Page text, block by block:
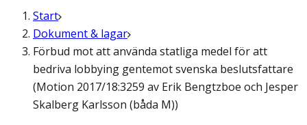
Start
Dokument & lagar
Förbud mot att använda statliga medel för att
bedriva lobbying gentemot svenska beslutsfattare
(Motion 2017/18:3259 av Erik Bengtzboe och Jesper
Skalberg Karlsson (båda M))